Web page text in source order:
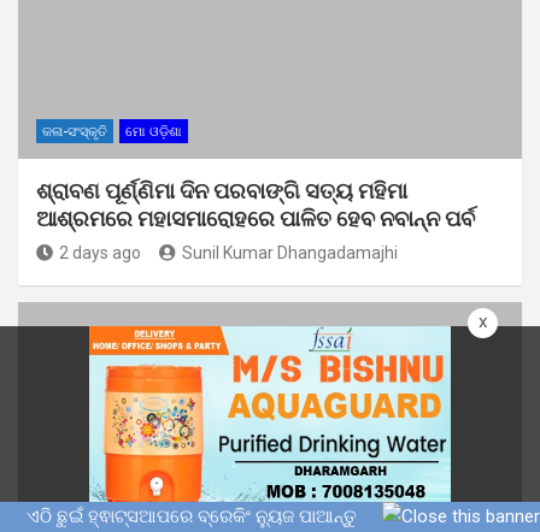
x
କଳା-ସଂସ୍କୃତି ମୋ ଓଡ଼ିଶା
ଶ୍ରାବଣ ପୂର୍ଣ୍ଣିମା ଦିନ ପରବାଙ୍ଗି ସତ୍ୟ ମହିମା
ଆଶ୍ରମରେ ମହାସମାରୋହରେ ପାଳିତ ହେବ ନବାନ୍ନ ପର୍ବ
2 days ago Sunil Kumar Dhangadamajhi
ମୋ ଓଡ଼ିଶା
ଏଠି ଛୁଇଁ ହ୍ଵାଟ୍ସଆପରେ ବ୍ରେକିଂ ନ୍ୟୁଜ ପାଆନ୍ତୁ